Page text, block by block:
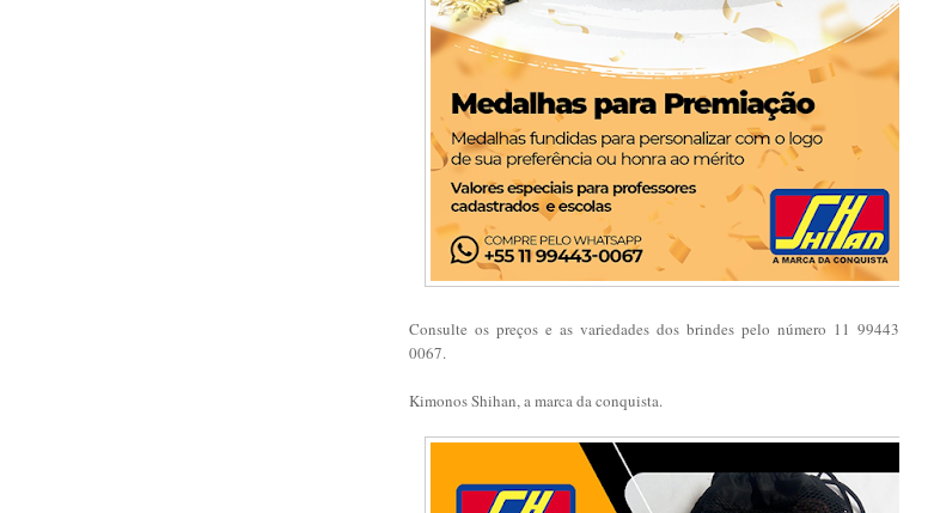
Consulte os preços e as variedades dos brindes pelo número 11 99443
0067.
Kimonos Shihan, a marca da conquista.